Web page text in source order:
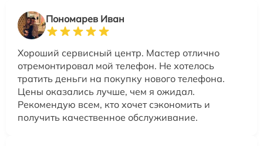
Пономарев Иван
Хороший сервисный центр. Мастер отлично
отремонтировал мой телефон. Не хотелось
тратить деньги на покупку нового телефона.
Цены оказались лучше, чем я ожидал.
Рекомендую всем, кто хочет сэкономить и
получить качественное обслуживание.